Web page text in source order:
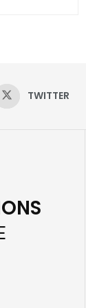
TWITTER